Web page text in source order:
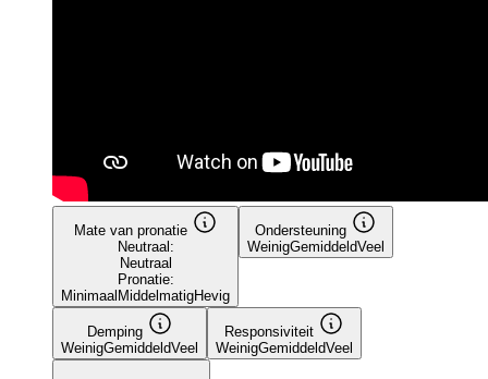
Mate van pronatie
Neutraal:
Neutraal
Pronatie:
MinimaalMiddelmatigHevig
Ondersteuning
WeinigGemiddeldVeel
Demping
WeinigGemiddeldVeel
Responsiviteit
WeinigGemiddeldVeel